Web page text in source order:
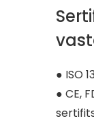
● ISO
● CE,